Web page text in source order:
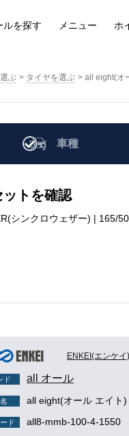
ルを探す メニュー ホ
ぶ タイヤを選ぶ all eight(オ
車種
トを確認
シンクロウェザー) | 165/
ENKEI(エンケイ)
ド all オール
all eight(オール エイト)
ド all8-mmb-100-4-1550